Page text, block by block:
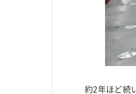
約2年ほど続